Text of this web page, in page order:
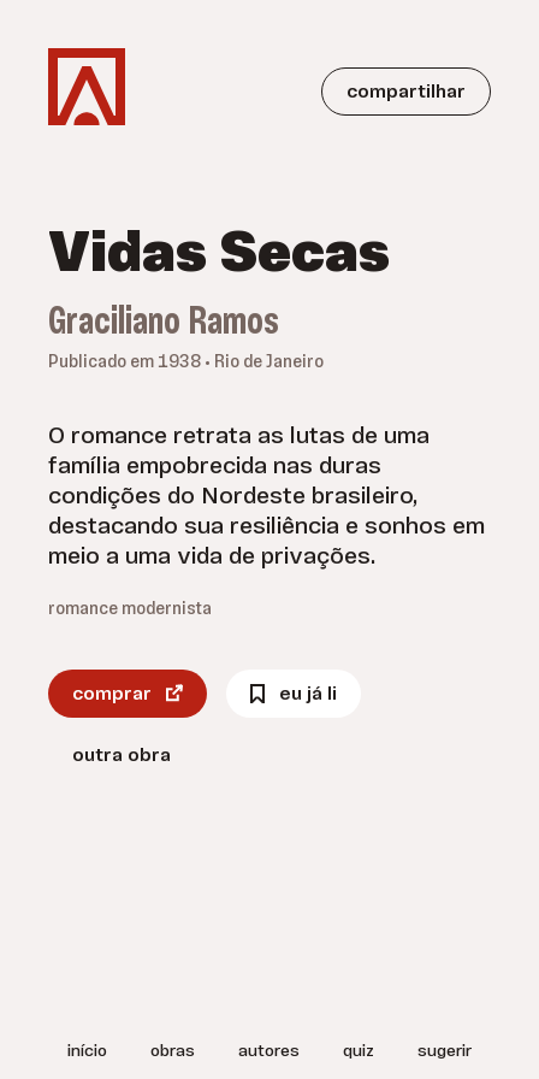
compartilhar
Vidas Secas
Graciliano Ramos
Publicado em 1938 • Rio de Janeiro
O romance retrata as lutas de uma
família empobrecida nas duras
condições do Nordeste brasileiro,
destacando sua resiliência e sonhos em
meio a uma vida de privações.
romance modernista
comprar eu já li
outra obra
início obras autores quiz sugerir